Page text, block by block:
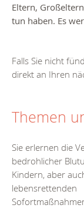
Eltern,
tun haben. Es
Falls Sie nicht
direkt an Ihren
Themen
Sie erlernen die
bedrohlicher
Kindern, aber
lebensrettenden